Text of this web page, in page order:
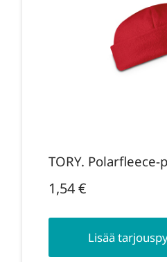
TORY. Polarfleece-
1,54€
Lisää